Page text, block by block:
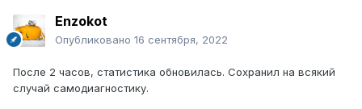
Enzokot
Опубликовано 16 сентября, 2022
После 2 часов, статистика обновилась. Сохранил на всякий
случай самодиагностику.